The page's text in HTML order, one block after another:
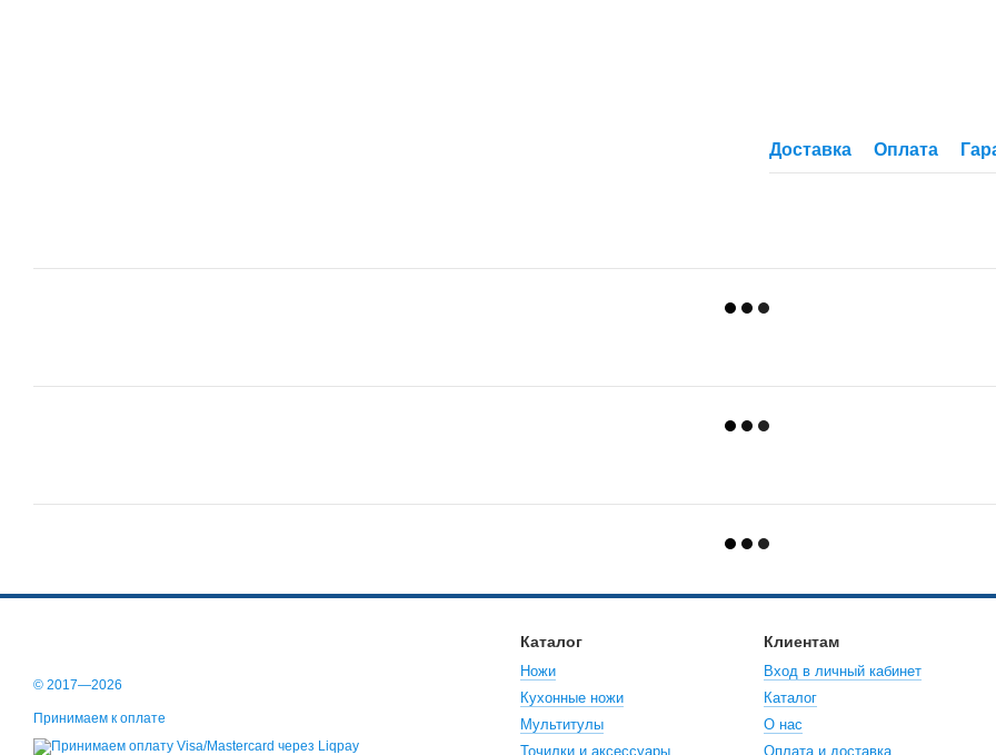
Доставка Оплата
© 2017—2026
Принимаем к оплате
Каталог
Ножи
Кухонные ножи
Мультитулы
Точилки и аксессуары
Клиентам
Вход в личный кабинет
Каталог
О нас
Оплата и доставка